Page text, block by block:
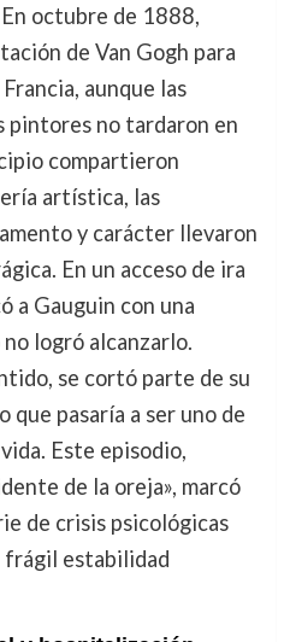
octubre de 1888,
de Van Gogh para
aunque las
pintores no tardaron en
compartieron
artística, las
y carácter llevaron
En un acceso de ira
a Gauguin con una
logró alcanzarlo.
se cortó parte de su
que pasaría a ser uno de
Este episodio,
de la oreja», marcó
de crisis psicológicas
frágil estabilidad